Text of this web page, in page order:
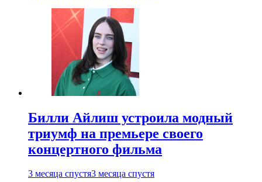
Билли Айлиш устроила модный
триумф на премьере своего
концертного фильма
3 месяца спустя3 месяца спустя